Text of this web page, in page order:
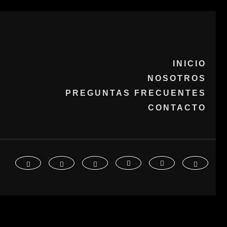
INICIO
NOSOTROS
PREGUNTAS FRECUENTES
CONTACTO